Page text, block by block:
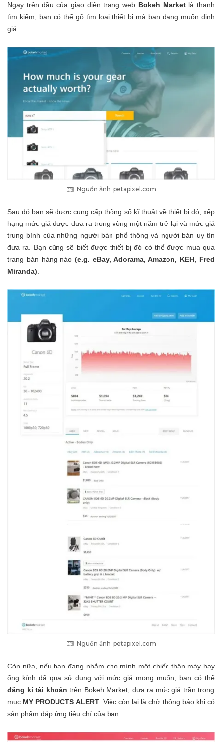
Ngay trên đầu của giao diện trang web Bokeh Marketlà thanh
tìm kiếm, bạn có thể gõ tìm loại thiết bị mà bạn đang muốn định
giá.
Nguồn ảnh: petapixel.com
Sau đó bạn sẽ được cung cấp thông số kĩ thuật về thiết bị đó, xếp
hạng mức giá được đưa ra trong vòng một năm trở lại và mức giá
trung bình của những người bán phổ thông và người bán uy tín
đưa ra. Bạn cũng sẽ biết được thiết bị đó có thể được mua qua
trang bán hàng nào(e.g. eBay, Adorama, Amazon, KEH, Fred
Miranda).
Nguồn ảnh: petapixel.com
Còn nữa, nếu bạn đang nhắm cho mình một chiếc thân máy hay
ống kính đã qua sử dụng với mức giá mong muốn, bạn có thể
đăng kí tài khoản trên Bokeh Market, đưa ra mức giá trần trong
mục MY PRODUCTS ALERT. Việc còn lại là chờ thông báo khi có
sản phẩm đáp ứng tiêu chí của bạn.